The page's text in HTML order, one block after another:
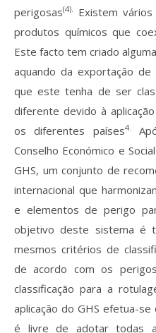
perigosas(4). Existem
produtos químicos que
Este facto tem criado
aquando da exportação
que este tenha de ser
diferente devido à
os diferentes países4.
Conselho Económico e
GHS, um conjunto de
internacional que
e elementos de perigo
objetivo deste sistema é
mesmos critérios de
de acordo com os
classificação para a
aplicação do GHS efetua-
é livre de adotar todas